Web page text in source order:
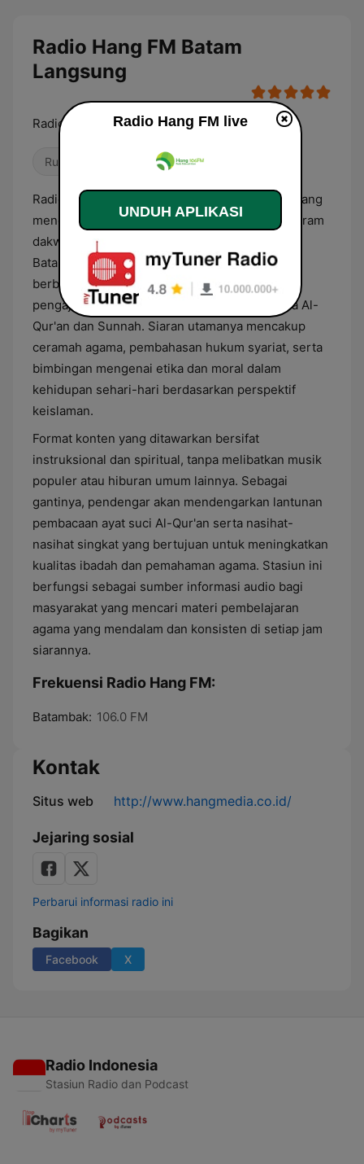
Radio Hang FM Batam
Langsung
Radio Dakwah Islam
Rupa-Rupa
Radio Hang FM merupakan stasiun penyiaran yang
mendedikasikan seluruh kontennya untuk program
dakwah dan edukasi agama Islam. Berbasis di
Batam, Kepulauan Riau, radio ini menyajikan
berbagai materi religius yang berfokus pada
pengajaran nilai-nilai Islam yang merujuk pada Al-
Qur'an dan Sunnah. Siaran utamanya mencakup
ceramah agama, pembahasan hukum syariat, serta
bimbingan mengenai etika dan moral dalam
kehidupan sehari-hari berdasarkan perspektif
keislaman.
Format konten yang ditawarkan bersifat
instruksional dan spiritual, tanpa melibatkan musik
populer atau hiburan umum lainnya. Sebagai
gantinya, pendengar akan mendengarkan lantunan
pembacaan ayat suci Al-Qur'an serta nasihat-
nasihat singkat yang bertujuan untuk meningkatkan
kualitas ibadah dan pemahaman agama. Stasiun ini
berfungsi sebagai sumber informasi audio bagi
masyarakat yang mencari materi pembelajaran
agama yang mendalam dan konsisten di setiap jam
siarannya.
Frekuensi Radio Hang FM:
Batambak: 106.0 FM
Kontak
Situs web http://www.hangmedia.co.id/
Jejaring sosial
Perbarui informasi radio ini
Bagikan
Facebook X
Radio Indonesia
Stasiun Radio dan Podcast
Radio Hang FM live
UNDUH APLIKASI